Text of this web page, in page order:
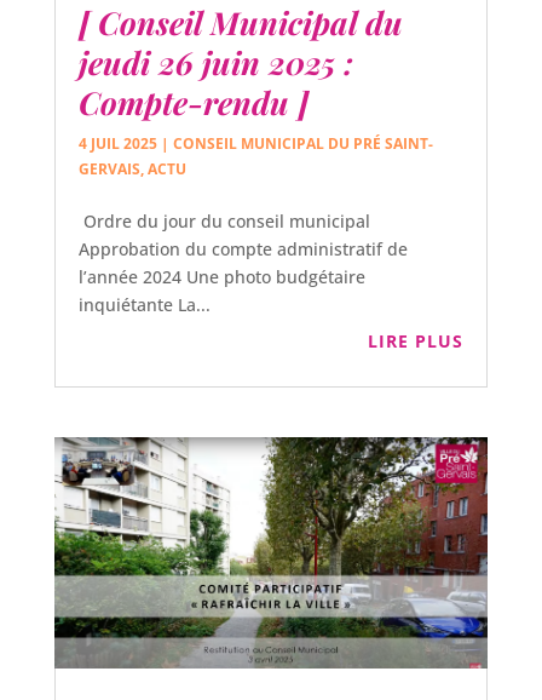
[ Conseil Municipal du
jeudi 26 juin 2025 :
Compte-rendu ]
4 JUIL 2025| CONSEIL MUNICIPAL DU PRÉ SAINT-
GERVAIS,ACTU
Ordre du jour du conseil municipal
Approbation du compte administratif de
l’année 2024 Une photo budgétaire
inquiétante La...
LIRE PLUS